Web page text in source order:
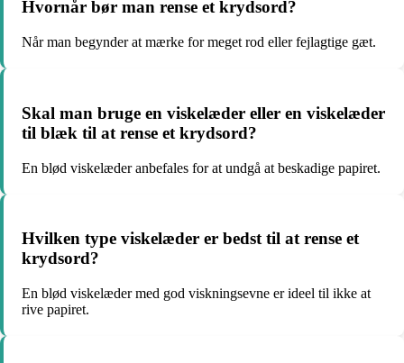
Hvornår bør man rense et krydsord?
Når man begynder at mærke for meget rod eller fejlagtige gæt.
Skal man bruge en viskelæder eller en viskelæder
til blæk til at rense et krydsord?
En blød viskelæder anbefales for at undgå at beskadige papiret.
Hvilken type viskelæder er bedst til at rense et
krydsord?
En blød viskelæder med god viskningsevne er ideel til ikke at
rive papiret.